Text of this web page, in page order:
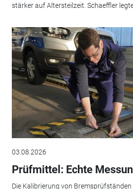
stärker auf Altersteilzeit. Schaeffler legte
03.08.2026
Prüfmittel: Echte
Die Kalibrierung von